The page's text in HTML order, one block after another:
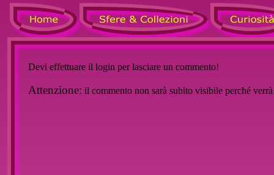
Devi effettuare il login per lasciare un commento!
Attenzione: il commento non sarà subito visibile perché